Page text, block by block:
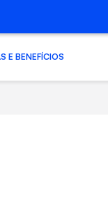
E BENEFÍCIOS